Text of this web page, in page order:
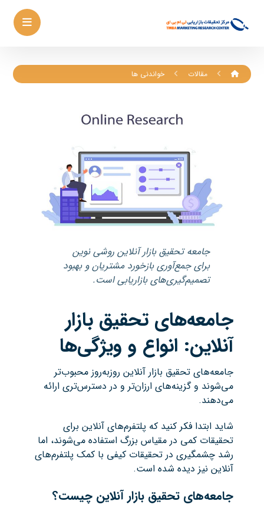
مقالات خواندنی ها
جامعه تحقیق بازار آنلاین روشی نوین
برای جمع‌آوری بازخورد مشتریان و بهبود
تصمیم‌گیری‌های بازاریابی است.
جامعه‌های تحقیق بازار
آنلاین: انواع و ویژگی‌ها
جامعه‌های تحقیق بازار آنلاین روزبه‌روز محبوب‌تر
می‌شوند و گزینه‌های ارزان‌تر و در دسترس‌تری ارائه
می‌دهند.
شاید ابتدا فکر کنید که پلتفرم‌های آنلاین برای
تحقیقات کمی در مقیاس بزرگ استفاده می‌شوند، اما
رشد چشمگیری در تحقیقات کیفی با کمک پلتفرم‌های
آنلاین نیز دیده شده است.
جامعه‌های تحقیق بازار آنلاین چیست؟